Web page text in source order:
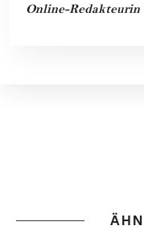
Online-